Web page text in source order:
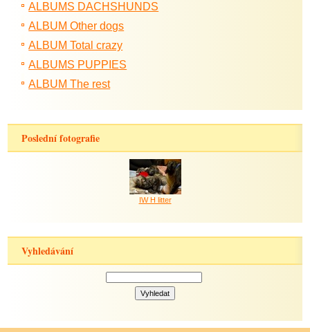
ALBUMS DACHSHUNDS
ALBUM Other dogs
ALBUM Total crazy
ALBUMS PUPPIES
ALBUM The rest
Poslední fotografie
IW H litter
Vyhledávání